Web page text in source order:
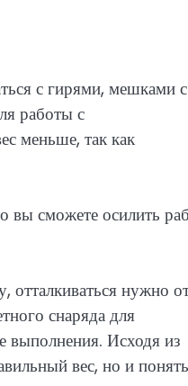
с гирями, мешками с
работы с
меньше, так как
вы сможете осилить
отталкиваться нужно
снаряда для
выполнения. Исходя из
вес, но и